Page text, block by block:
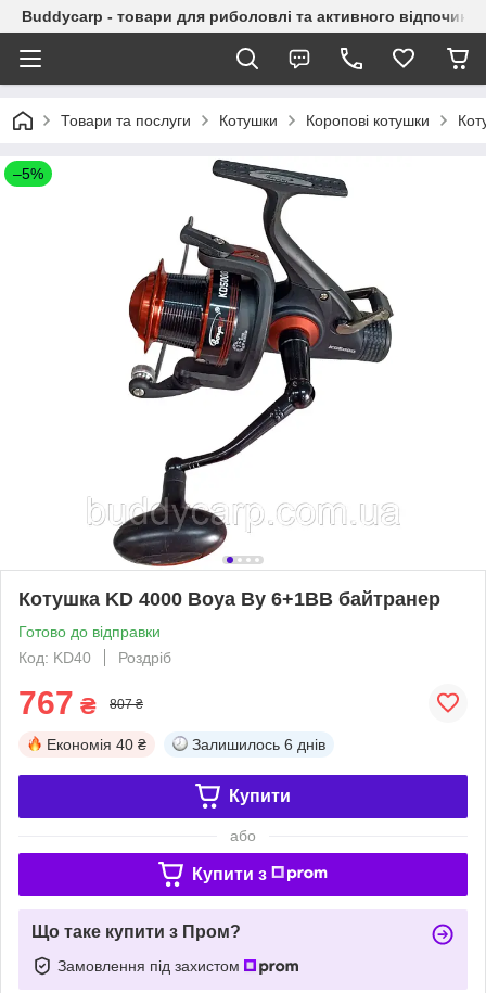
Buddycarp - товари для риболовлі та активного
Товари та послуги Котушки Коропові котушки
–5%
Котушка KD 4000 Boya By 6+1BB байтранер
Готово до відправки
Код: KD40
Роздріб
767 ₴ 807 ₴
Економія 40 ₴ Залишилось 6 днів
Купити
або
Купити з
Що таке купити з Пром?
Замовлення під захистом